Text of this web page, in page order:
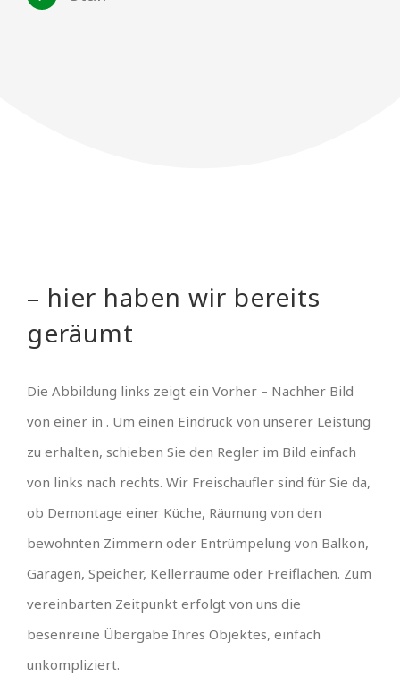
– hier haben wir bereits
geräumt
Die Abbildung links zeigt ein Vorher – Nachher Bild
von einer in . Um einen Eindruck von unserer Leistung
zu erhalten, schieben Sie den Regler im Bild einfach
von links nach rechts. Wir Freischaufler sind für Sie da,
ob Demontage einer Küche, Räumung von den
bewohnten Zimmern oder Entrümpelung von Balkon,
Garagen, Speicher, Kellerräume oder Freiflächen. Zum
vereinbarten Zeitpunkt erfolgt von uns die
besenreine Übergabe Ihres Objektes, einfach
unkompliziert.